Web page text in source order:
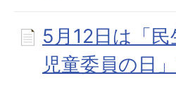
5月12日は「民
児童委員の日